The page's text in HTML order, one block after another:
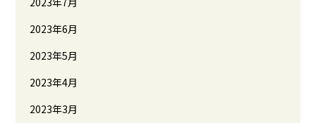
2023年6月
2023年5月
2023年4月
2023年3月